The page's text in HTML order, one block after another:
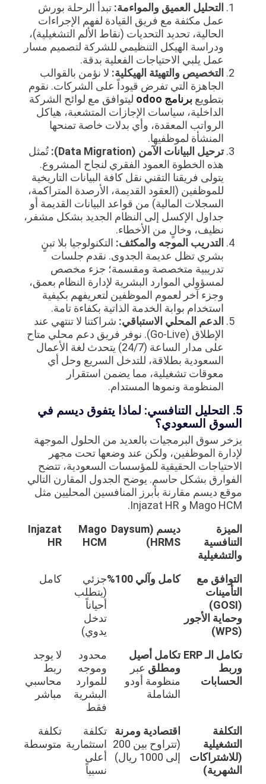
التحليل العميق والمواءمة: تبدأ الرحلة بورش
عمل مكثفة مع فريق القيادة لفهم الإجراءات
الحالية، تحديد التحديات (نقاط الألم التشغيلية)،
ودراسة الهيكل التنظيمي للشركة لتصميم مسار
عمل يلبي الاحتياجات الفعلية بدقة.
التخصيص والتهيئة الهيكلية: لا نؤمن بالقوالب
الجاهزة التي تفرض قيوداً على الشركات. نقوم
بتطويع برنامج odoo
ليتوافق مع لوائح الشركة
الداخلية، سياسات الإجازات المتشعبة، هياكل
الرواتب المعقدة، وأي بدلات خاصة تمنحها
المنشأة لموظفيها.
ترحيل البيانات الآمن (Data Migration):
تُمثل
هذه الخطوة العمود الفقري لنجاح المشروع.
يتولى فريقنا التقني نقل كافة البيانات التاريخية
للموظفين (العقود القديمة، الأرصدة المتراكمة،
السجلات المالية) من قواعد البيانات القديمة أو
جداول الإكسل إلى النظام الجديد بشكل مشفر،
نظيف، وخالٍ من الأخطاء.
التدريب الموجه والمكثف: التكنولوجيا بلا تبنٍ
بشري تظل عديمة الجدوى. نقدم جلسات
تدريبية متخصصة ومقسمة؛ جزء مخصص
لمسؤولي الموارد البشرية لإدارة النظام بعمق،
وجزء آخر لعموم الموظفين لتعريفهم بكيفية
استخدام بوابة الخدمة الذاتية بكفاءة تامة.
الدعم المحلي الاستباقي: شراكتنا لا تنتهي عند
الإطلاق (Go-Live). نوفر فريق دعم محلي متاح
على مدار الساعة (24/7) يتحدث لغة الأعمال
السعودية بطلاقة، للتدخل السريع وحل أي
معوقات تشغيلية، مما يضمن استقرار
المنظومة ونموها المستدام.
5. التحليل التنافسي: لماذا يتفوق ديسم في
السوق السعودي؟
يزخر سوق البرمجيات بالعديد من الحلول الموجهة
لإدارة الموظفين، ولكن عند وضعها تحت مجهر
الاحتياجات الحقيقية للمؤسسات السعودية، تتضح
الفوارق بشكل حاسم. يوضح الجدول المقارن التالي
موقع ديسم مقارنة بأبرز المنافسين المحليين مثل
Mago HCM و Injazat HR.
الميزة
التنافسية
والتشغيلية
ديسم (Daysum
HRMS)
Mago
HCM
Injazat
HR
التوافق مع
التأمينات
(GOSI)
وحماية الأجور
(WPS)
كامل وآلي 100%
جزئي
(يتطلب
أحياناً
تدخل
يدوي)
كامل
تكامل الـ ERP
وربط
الحسابات
تكامل أصيل
ومطلق عبر
منظومة أودو
الشاملة
محدود
وموجه
للموارد
البشرية
فقط
لا يوجد
ربط
محاسبي
مباشر
التكلفة
التشغيلية
(للاشتراكات
الشهرية)
اقتصادية ومرنة
(تتراوح بين 200
إلى 1000 ريال)
تكلفة
استثمارية
أعلى
نسبياً
تكلفة
متوسطة